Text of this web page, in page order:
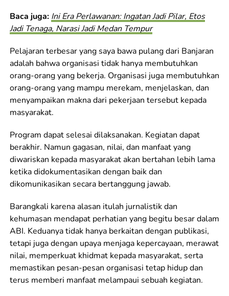
Baca juga: Ini Era Perlawanan: Ingatan Jadi Pilar, Etos
Jadi Tenaga, Narasi Jadi Medan Tempur
Pelajaran terbesar yang saya bawa pulang dari Banjaran
adalah bahwa organisasi tidak hanya membutuhkan
orang-orang yang bekerja. Organisasi juga membutuhkan
orang-orang yang mampu merekam, menjelaskan, dan
menyampaikan makna dari pekerjaan tersebut kepada
masyarakat.
Program dapat selesai dilaksanakan. Kegiatan dapat
berakhir. Namun gagasan, nilai, dan manfaat yang
diwariskan kepada masyarakat akan bertahan lebih lama
ketika didokumentasikan dengan baik dan
dikomunikasikan secara bertanggung jawab.
Barangkali karena alasan itulah jurnalistik dan
kehumasan mendapat perhatian yang begitu besar dalam
ABI. Keduanya tidak hanya berkaitan dengan publikasi,
tetapi juga dengan upaya menjaga kepercayaan, merawat
nilai, memperkuat khidmat kepada masyarakat, serta
memastikan pesan-pesan organisasi tetap hidup dan
terus memberi manfaat melampaui sebuah kegiatan.